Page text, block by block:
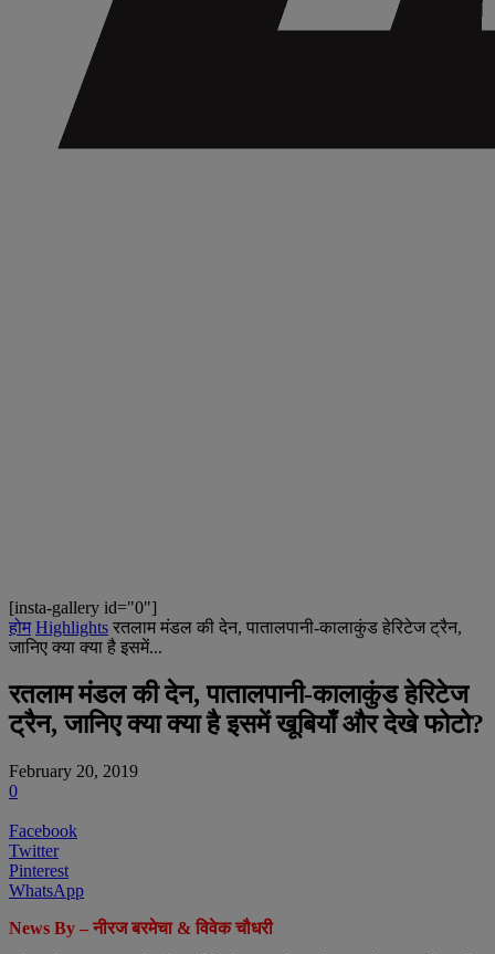
[insta-gallery id="0"]
होम Highlights रतलाम मंडल की देन, पातालपानी-कालाकुंड हेरिटेज ट्रैन,
जानिए क्या क्या है इसमें...
रतलाम मंडल की देन, पातालपानी-कालाकुंड हेरिटेज
ट्रैन, जानिए क्या क्या है इसमें खूबियाँ और देखे फोटो?
February 20, 2019
0
Facebook
Twitter
Pinterest
WhatsApp
News By – नीरज बरमेचा & विवेक चौधरी